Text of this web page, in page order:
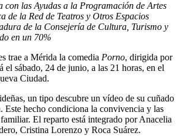
con las Ayudas a la Programación de Artes
de la Red de Teatros y Otros Espacios
de la Consejería de Cultura, Turismo y
en un 70%
trae a Mérida la comedia Porno, dirigida por
el sábado, 24 de junio, a las 21 horas, en el
Ciudad.
un tipo descubre un vídeo de su cuñado
Este hecho condiciona la convivencia y las
El reparto está integrado por Anacelia
Cristina Lorenzo y Roca Suárez.